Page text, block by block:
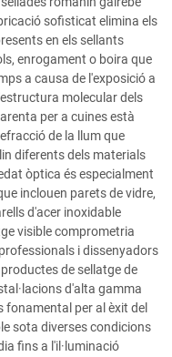
sofisticat elimina els
en els sellants
enrogament o boira que
a causa de l'exposició a
molecular dels
per a cuines està
de la llum que
diferents dels materials
òptica és especialment
inclouen parets de vidre,
d'acer inoxidable
visible comprometria
i dissenyadors
de sellatge de
d'alta gamma
per al èxit del
sota diverses condicions
fins a l'il·luminació